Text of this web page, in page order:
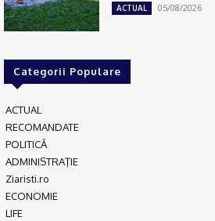
ACTUAL 05/08/2026
Categorii Populare
ACTUAL
RECOMANDATE
POLITICĂ
ADMINISTRAŢIE
Ziaristi.ro
ECONOMIE
LIFE